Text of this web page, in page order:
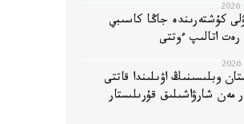
كۇشتەرىندە جاڭا كاسىبي
اتالىپ ءوتتى
وبلىسىنىڭ اۋىلىندا قاتتى
مەن شارۋاشىلىق قۇرىلىستار